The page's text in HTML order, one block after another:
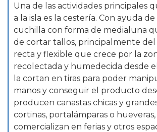
Una de las actividades principales
a la isla es la cestería. Con ayuda
cuchilla con forma de medialuna
de cortar tallos, principalmente
recta y flexible que crece por la
recolectada y humedecida desde
la cortan en tiras para poder
manos y conseguir el producto
producen canastas chicas y
cortinas, portalámparas o
comercializan en ferias y otros